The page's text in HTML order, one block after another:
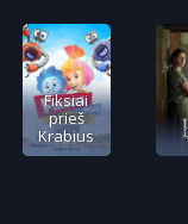
Fiksiai
prieš
Krabius